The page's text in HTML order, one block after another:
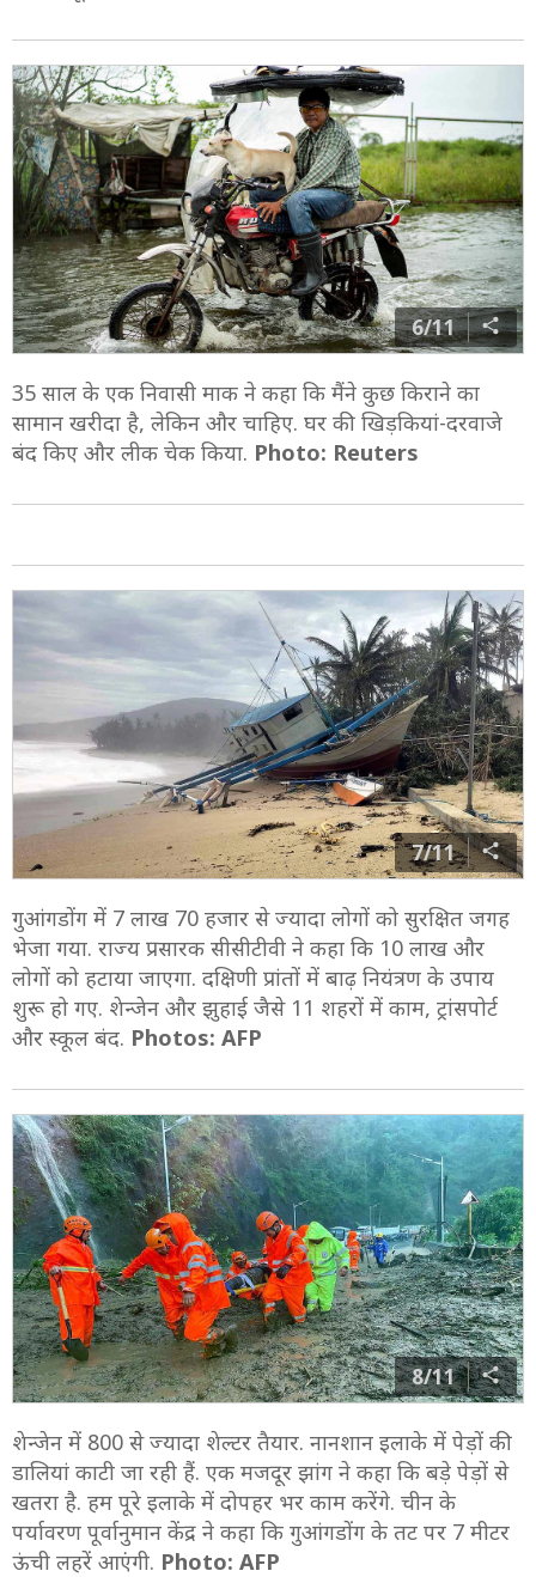
6/11
35 साल के एक निवासी माक ने कहा कि मैंने कुछ किराने का
सामान खरीदा है, लेकिन और चाहिए. घर की खिड़कियां-दरवाजे
बंद किए और लीक चेक किया. Photo: Reuters
7/11
गुआंगडोंग में 7 लाख 70 हजार से ज्यादा लोगों को सुरक्षित जगह
भेजा गया. राज्य प्रसारक सीसीटीवी ने कहा कि 10 लाख और
लोगों को हटाया जाएगा. दक्षिणी प्रांतों में बाढ़ नियंत्रण के उपाय
शुरू हो गए. शेन्जेन और झुहाई जैसे 11 शहरों में काम, ट्रांसपोर्ट
और स्कूल बंद. Photos: AFP
8/11
शेन्जेन में 800 से ज्यादा शेल्टर तैयार. नानशान इलाके में पेड़ों की
डालियां काटी जा रही हैं. एक मजदूर झांग ने कहा कि बड़े पेड़ों से
खतरा है. हम पूरे इलाके में दोपहर भर काम करेंगे. चीन के
पर्यावरण पूर्वानुमान केंद्र ने कहा कि गुआंगडोंग के तट पर 7 मीटर
ऊंची लहरें आएंगी. Photo: AFP